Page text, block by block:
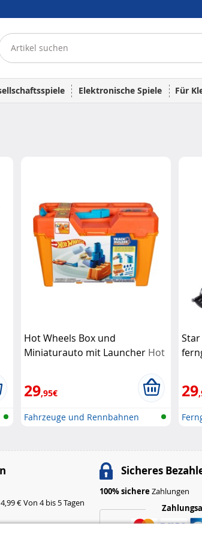
Elektronische Spiele Für
Hot Wheels Box und
Miniaturauto mit Launcher Hot
29,95€
Fahrzeuge und Rennbahnen
29
4,99 € Von 4 bis 5 Tagen
Sicheres
100% sichereZahlungen